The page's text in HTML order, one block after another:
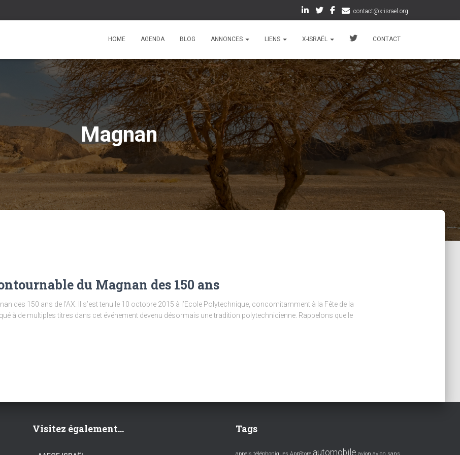
contact@x-israel.org
HOME AGENDA BLOG ANNONCES LIENS X-ISRAËL CONTACT
Magnan
du Magnan des 150 ans
des 150 ans de l’AX. Il s’est tenu le 10 octobre 2015 à l’Ecole Polytechnique, concomitamment à la Fête de la
à de multiples titres dans cet événement devenu désormais une tradition polytechnicienne. Rappelons que le
Visitez également... Tags
automobile